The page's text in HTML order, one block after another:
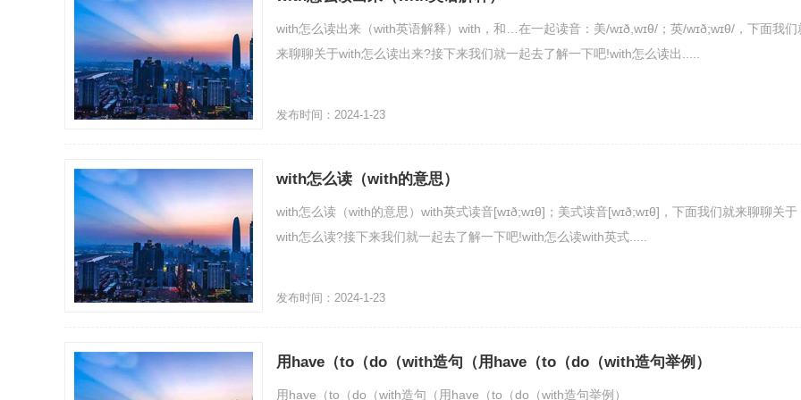
with怎么读出来（with英语解释）with，和…在一起读音：美/wɪð,wɪθ/；英/wɪð;wɪθ/，下面我们
来聊聊关于with怎么读出来?接下来我们就一起去了解一下吧!with怎么读出.....
发布时间：2024-1-23
with怎么读（with的意思）
with怎么读（with的意思）with英式读音[wɪð;wɪθ]；美式读音[wɪð;wɪθ]，下面我们就来聊聊关于
with怎么读?接下来我们就一起去了解一下吧!with怎么读with英式.....
发布时间：2024-1-23
用have（to（do（with造句（用have（to（do（with造句举例）
用have（to（do（with造句（用have（to（do（with造句举例）